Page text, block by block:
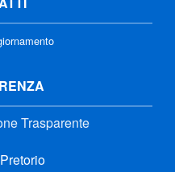
Trasparente